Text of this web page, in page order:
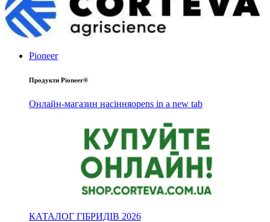
Pioneer
Продукти Pioneer®
Онлайн-магазин насінняopens in a new tab
КАТАЛОГ ГІБРИДІВ 2026